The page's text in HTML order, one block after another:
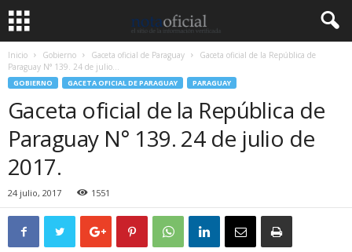
Inicio Gobierno Gaceta oficial de Paraguay
Gaceta oficial de la República de
Paraguay N° 139. 24 de julio...
GOBIERNO GACETA OFICIAL DE PARAGUAY PARAGUAY
Gaceta oficial de la República de
Paraguay N° 139. 24 de julio de
2017.
24 julio, 2017 1551